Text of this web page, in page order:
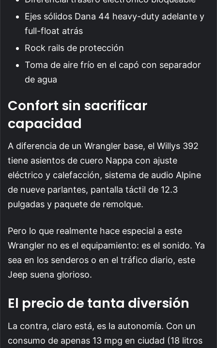
Ejes sólidos Dana 44 heavy-duty adelante y
full-float atrás
Rock rails de protección
Toma de aire frío en el capó con separador
de agua
Confort sin sacrificar
capacidad
A diferencia de un Wrangler base, el Willys 392
tiene asientos de cuero Nappa con ajuste
eléctrico y calefacción, sistema de audio Alpine
de nueve parlantes, pantalla táctil de 12.3
pulgadas y paquete de remolque.
Pero lo que realmente hace especial a este
Wrangler no es el equipamiento: es el sonido. Ya
sea en los senderos o en el tráfico diario, este
Jeep suena glorioso.
El precio de tanta diversión
La contra, claro está, es la autonomía. Con un
consumo de apenas 13 mpg en ciudad (18 litros